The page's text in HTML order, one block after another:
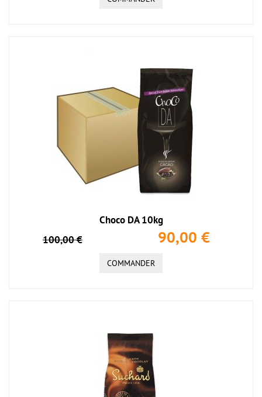
Choco DA 10kg
100,00 €
90,00 €
COMMANDER